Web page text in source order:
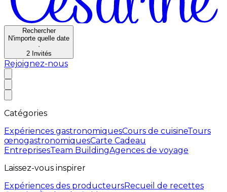
Rechercher
N'importe quelle date
·
2 Invités
Rejoignez-nous
Catégories
Expériences gastronomiquesCours de cuisineTours
œnogastronomiquesCarte Cadeau
EntreprisesTeam BuildingAgences de voyage
Laissez-vous inspirer
Expériences des producteursRecueil de recettes